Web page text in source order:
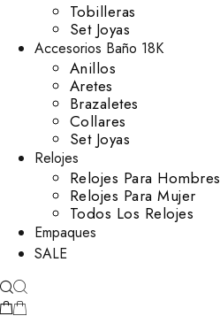
Tobilleras
Set Joyas
Accesorios Baño 18K
Anillos
Aretes
Brazaletes
Collares
Set Joyas
Relojes
Relojes Para Hombres
Relojes Para Mujer
Todos Los Relojes
Empaques
SALE